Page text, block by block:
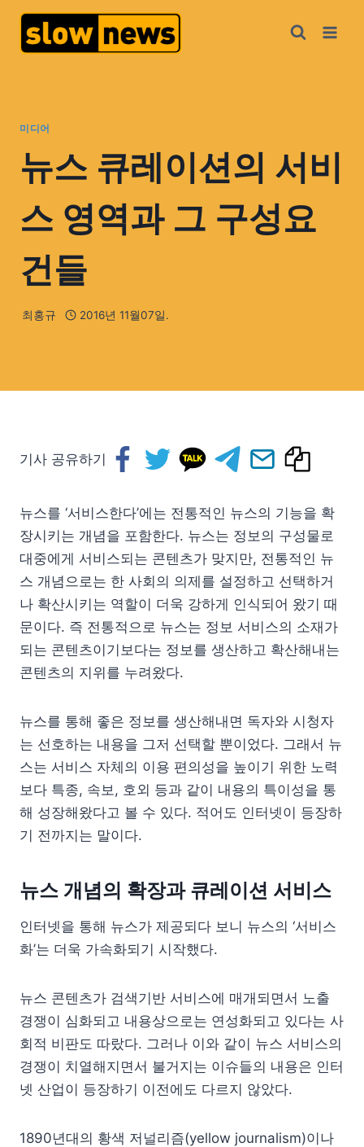
미디어
뉴스 큐레이션의 서비
스 영역과 그 구성요
건들
최홍규 2016년 11월07일.
기사 공유하기
뉴스를 ‘서비스한다’에는 전통적인 뉴스의 기능을 확
장시키는 개념을 포함한다. 뉴스는 정보의 구성물로
대중에게 서비스되는 콘텐츠가 맞지만, 전통적인 뉴
스 개념으로는 한 사회의 의제를 설정하고 선택하거
나 확산시키는 역할이 더욱 강하게 인식되어 왔기 때
문이다. 즉 전통적으로 뉴스는 정보 서비스의 소재가
되는 콘텐츠이기보다는 정보를 생산하고 확산해내는
콘텐츠의 지위를 누려왔다.
뉴스를 통해 좋은 정보를 생산해내면 독자와 시청자
는 선호하는 내용을 그저 선택할 뿐이었다. 그래서 뉴
스는 서비스 자체의 이용 편의성을 높이기 위한 노력
보다 특종, 속보, 호외 등과 같이 내용의 특이성을 통
해 성장해왔다고 볼 수 있다. 적어도 인터넷이 등장하
기 전까지는 말이다.
뉴스 개념의 확장과 큐레이션 서비스
인터넷을 통해 뉴스가 제공되다 보니 뉴스의 ‘서비스
화’는 더욱 가속화되기 시작했다.
뉴스 콘텐츠가 검색기반 서비스에 매개되면서 노출
경쟁이 심화되고 내용상으로는 연성화되고 있다는 사
회적 비판도 따랐다. 그러나 이와 같이 뉴스 서비스의
경쟁이 치열해지면서 불거지는 이슈들의 내용은 인터
넷 산업이 등장하기 이전에도 다르지 않았다.
1890년대의 황색 저널리즘(yellow journalism)이나